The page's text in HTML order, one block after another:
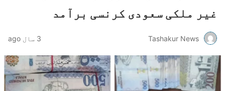
غیر ملکی سعودی کرنسی برآمد
Tashakur News 3 سال ago